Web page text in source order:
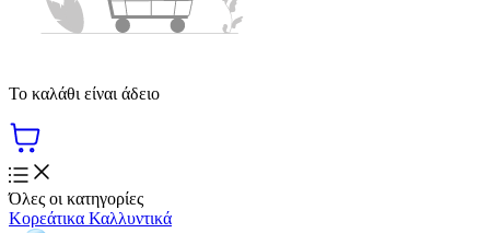
Το καλάθι είναι άδειο
Όλες οι κατηγορίες
Κορεάτικα Καλλυντικά